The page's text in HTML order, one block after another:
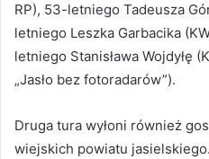
RP), 53-letniego Tadeusza
letniego Leszka Garbacika
letniego Stanisława Wojdyłę
„Jasło bez fotoradarów”).
Druga tura wyłoni również
wiejskich powiatu